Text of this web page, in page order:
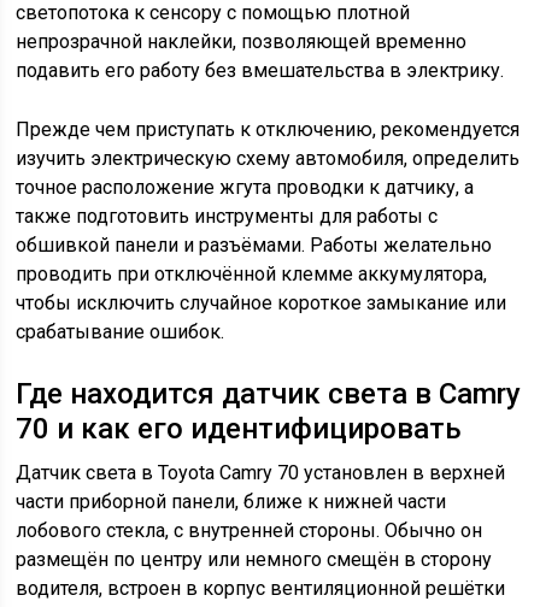
светопотока к сенсору с помощью плотной
непрозрачной наклейки, позволяющей временно
подавить его работу без вмешательства в электрику.
Прежде чем приступать к отключению, рекомендуется
изучить электрическую схему автомобиля, определить
точное расположение жгута проводки к датчику, а
также подготовить инструменты для работы с
обшивкой панели и разъёмами. Работы желательно
проводить при отключённой клемме аккумулятора,
чтобы исключить случайное короткое замыкание или
срабатывание ошибок.
Где находится датчик света в Camry
70 и как его идентифицировать
Датчик света в Toyota Camry 70 установлен в верхней
части приборной панели, ближе к нижней части
лобового стекла, с внутренней стороны. Обычно он
размещён по центру или немного смещён в сторону
водителя, встроен в корпус вентиляционной решётки